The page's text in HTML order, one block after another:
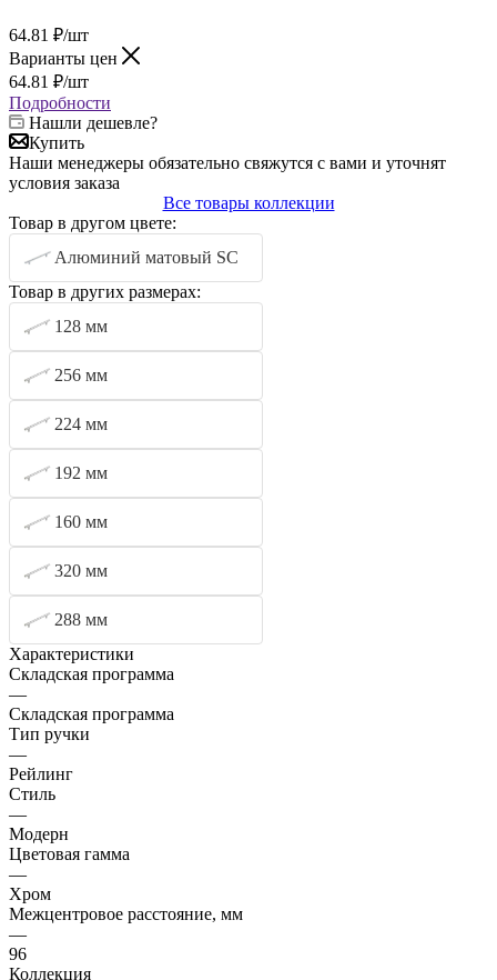
64.81 ₽/шт
Варианты цен
64.81 ₽/шт
Подробности
Нашли дешевле?
Купить
Наши менеджеры обязательно свяжутся с вами и уточнят
условия заказа
Все товары коллекции
Товар в другом цвете:
Алюминий матовый SC
Товар в других размерах:
128 мм
256 мм
224 мм
192 мм
160 мм
320 мм
288 мм
Характеристики
Складская программа
—
Складская программа
Тип ручки
—
Рейлинг
Стиль
—
Модерн
Цветовая гамма
—
Хром
Межцентровое расстояние, мм
—
96
Коллекция